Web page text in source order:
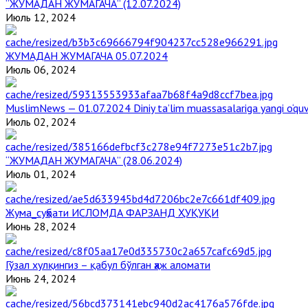
“ЖУМАДАН ЖУМАГАЧА” (12.07.2024)
Июль 12, 2024
ЖУМАДАН ЖУМАГАЧА 05.07.2024
Июль 06, 2024
MuslimNews — 01.07.2024 Diniy ta’lim muassasalariga yangi
Июль 02, 2024
“ЖУМАДАН ЖУМАГАЧА” (28.06.2024)
Июль 01, 2024
Жума_суҳбати ИСЛОМДА ФАРЗАНД ҲУҚУҚИ
Июнь 28, 2024
Гўзал хулқингиз – қабул бўлган ҳаж аломати
Июнь 24, 2024